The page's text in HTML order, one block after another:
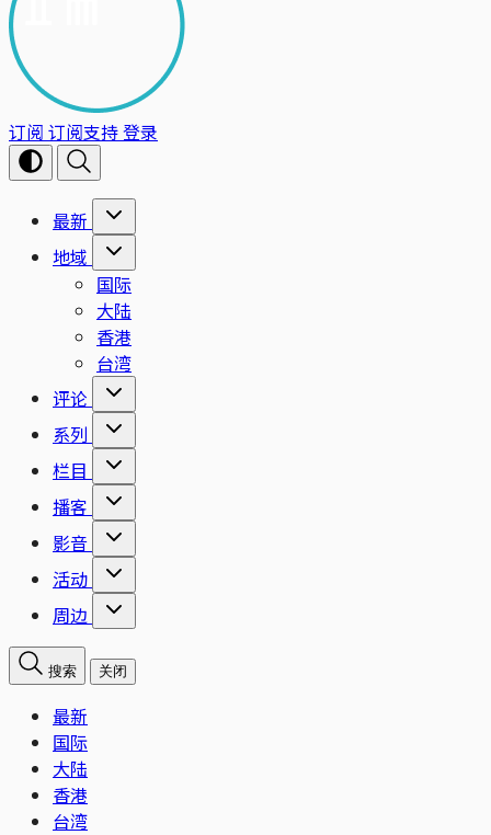
订阅 订阅支持登录
最新
地域
国际
大陆
香港
台湾
评论
系列
栏目
播客
影音
活动
周边
搜索 关闭
最新
国际
大陆
香港
台湾